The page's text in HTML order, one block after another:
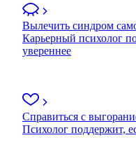
Вылечить синдром
Карьерный психолог
увереннее
Справиться с
Психолог поддержит,